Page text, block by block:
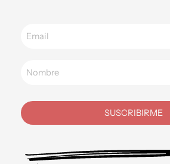
SUSCRIBIRME